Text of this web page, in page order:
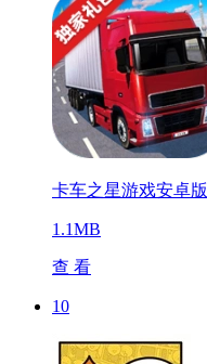
卡车之星游戏安卓版
1.1MB
查 看
10